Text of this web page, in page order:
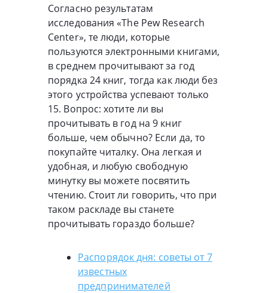
Согласно результатам
исследования «The Pew Research
Center», те люди, которые
пользуются электронными книгами,
в среднем прочитывают за год
порядка 24 книг, тогда как люди без
этого устройства успевают только
15. Вопрос: хотите ли вы
прочитывать в год на 9 книг
больше, чем обычно? Если да, то
покупайте читалку. Она легкая и
удобная, и любую свободную
минутку вы можете посвятить
чтению. Стоит ли говорить, что при
таком раскладе вы станете
прочитывать гораздо больше?
Распорядок дня: советы от 7
известных
предпринимателей